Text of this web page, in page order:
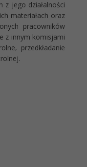
z jego działalności
materiałach oraz
pracowników
z innym komisjami
przedkładanie